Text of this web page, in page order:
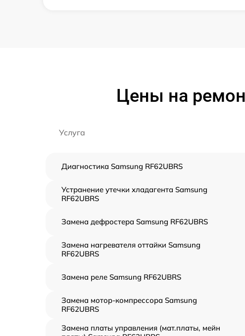
Цены на
Услуга
Диагностика Samsung RF62UBRS
Устранение утечки хладагента Samsung
RF62UBRS
Замена дефростера Samsung RF62UBRS
Замена нагревателя оттайки Samsung
RF62UBRS
Замена реле Samsung RF62UBRS
Замена мотор-компрессора Samsung
RF62UBRS
Замена платы управления (мат.платы, мейн